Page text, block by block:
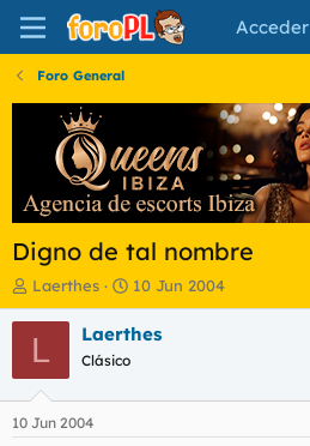
Acceder
Foro General
Digno de tal nombre
I
n
i
a
d
o
Laerthes
F
e
c
i
10 Jun 2004
L Laerthes
Clásico
10 Jun 2004